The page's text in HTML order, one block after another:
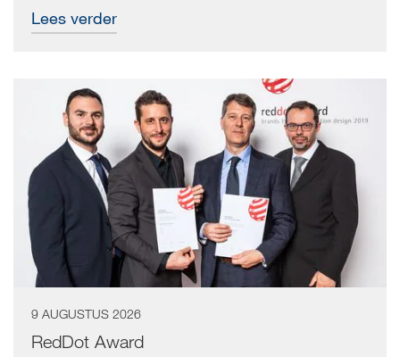
Lees verder
9 AUGUSTUS 2026
RedDot Award